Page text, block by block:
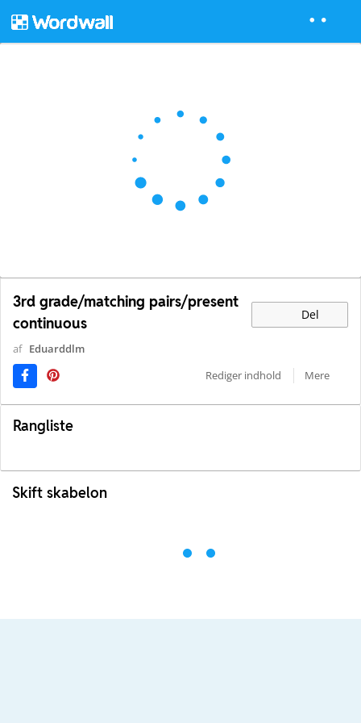
3rd grade/matching pairs/present
continuous
Del
af Eduarddlm
Rediger indhold
Mere
Rangliste
Skift skabelon